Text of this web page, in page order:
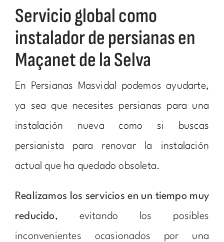
Servicio global como
instalador de persianas en
Maçanet de la Selva
En Persianas Masvidal podemos ayudarte,
ya sea que necesites persianas para una
instalación nueva como si buscas
persianista para renovar la instalación
actual que ha quedado obsoleta.
Realizamos los servicios en un tiempo muy
reducido, evitando los posibles
inconvenientes ocasionados por una